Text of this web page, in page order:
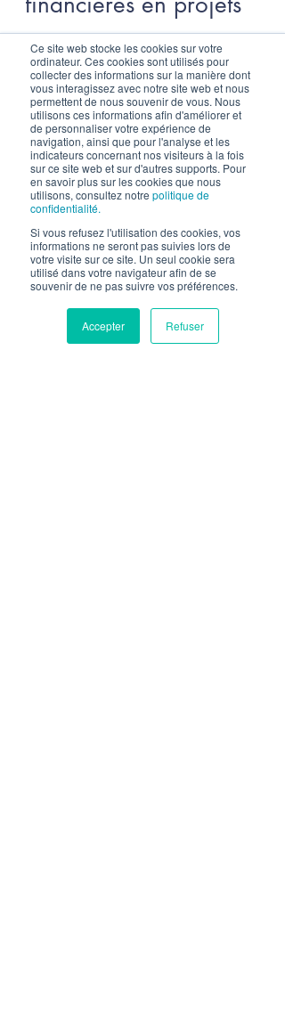
Ce site web stocke les cookies sur votre
ordinateur. Ces cookies sont utilisés pour
collecter des informations sur la manière dont
vous interagissez avec notre site web et nous
permettent de nous souvenir de vous. Nous
utilisons ces informations afin d'améliorer et
de personnaliser votre expérience de
navigation, ainsi que pour l'analyse et les
indicateurs concernant nos visiteurs à la fois
sur ce site web et sur d'autres supports. Pour
en savoir plus sur les cookies que nous
utilisons, consultez notre politique de
confidentialité.
Si vous refusez l'utilisation des cookies, vos
informations ne seront pas suivies lors de
votre visite sur ce site. Un seul cookie sera
utilisé dans votre navigateur afin de se
souvenir de ne pas suivre vos préférences.
Accepter Refuser
transforme les analyses
financières en projets
Quel que soit le type de mission / le
consultant / le territoire, vous trouverez
dans notre accompagnement des valeurs
communes...